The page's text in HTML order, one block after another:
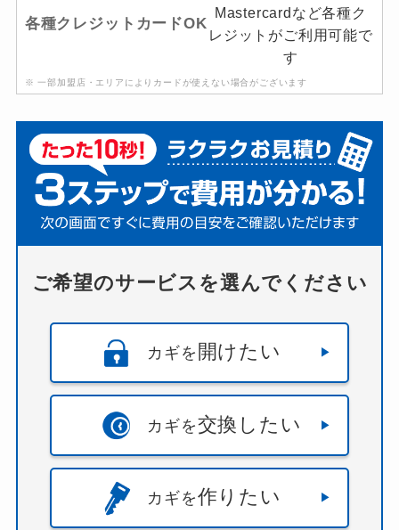
各種クレジットカードOK
※ 一部加盟店・エリアによりカードが使えない場合がございます
ご希望のサービスを選んでください
カギを 開けたい
カギを交換したい
カギを作りたい